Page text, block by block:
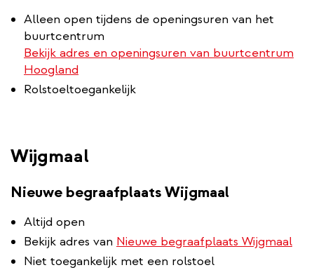
Alleen open tijdens de openingsuren van het
buurtcentrum
Bekijk adres en openingsuren van buurtcentrum
Hoogland
Rolstoeltoegankelijk
Wijgmaal
Nieuwe begraafplaats Wijgmaal
Altijd open
Bekijk adres van Nieuwe begraafplaats Wijgmaal
Niet toegankelijk met een rolstoel